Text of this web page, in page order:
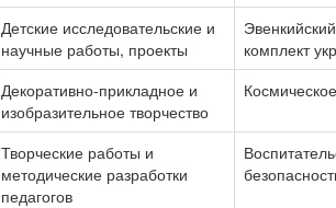
Детские исследовательские и
научные работы, проекты
комплект
Декоративно-прикладное и
изобразительное творчество
Творческие работы и
методические разработки
педагогов